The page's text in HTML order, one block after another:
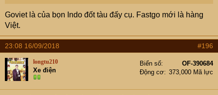
Goviet là của bọn Indo đốt tàu đấy cụ. Fastgo mới là hàng
Việt.
23:08 16/09/2018 #196
longtu210
Xe điện
Biển số
OF-390684
Động cơ
373,000 Mã lực